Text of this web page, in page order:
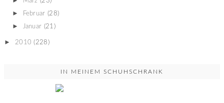
► Februar (28)
► Januar (21)
► 2010 (228)
IN MEINEM SCHUHSCHRANK